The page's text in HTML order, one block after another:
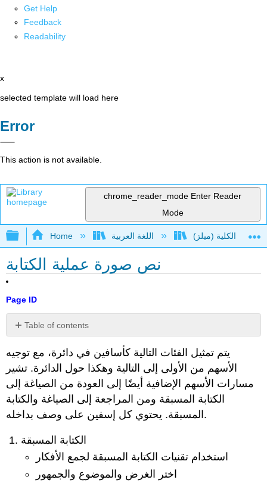
Get Help
Feedback
Readability
x
selected template will load here
Error
This action is not available.
chrome_reader_mode Enter Reader
Mode
Expand/collapse global hierarchy
Home
نص صورة عملية الكتابة
Page ID
Table of contents
يتم تمثيل الفئات التالية كأسافين في دائرة، مع توجيه
الأسهم من الأولى إلى التالية وهكذا حول الدائرة. تشير
مسارات الأسهم الإضافية أيضًا إلى العودة من الصياغة إلى
الكتابة المسبقة ومن المراجعة إلى الصياغة والكتابة
المسبقة. يحتوي كل إسفين على وصف بداخله.
الكتابة المسبقة
استخدام تقنيات الكتابة المسبقة لجمع الأفكار
اختر الغرض والموضوع والجمهور